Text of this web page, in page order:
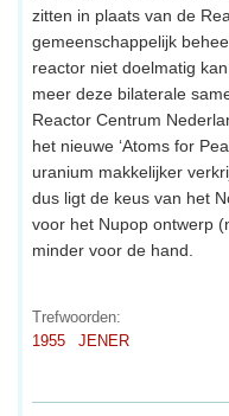
zitten in plaats van de
gemeenschappelijk
reactor niet doelmatig
meer deze bilaterale
Reactor Centrum
het nieuwe ‘Atoms for
uranium makkelijker
dus ligt de keus van het
voor het Nupop ontwerp
minder voor de hand.
Trefwoorden:
1955
JENER